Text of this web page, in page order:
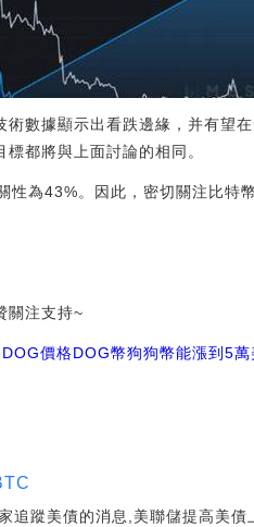
數據顯示出看跌邊緣，并有望
都將與上面討論的相同。
為43%。因此，密切關注比特
關注支持~
價格DOG幣狗狗幣能漲到5
追蹤美債的消息,美聯儲提高美